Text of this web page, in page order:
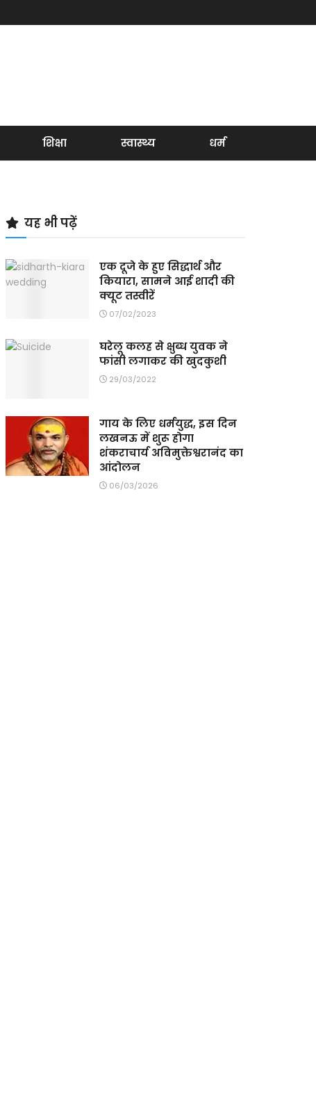
शिक्षा स्वास्थ्य धर्म
यह भी पढ़ें
एक दूजे के हुए सिद्धार्थ और
कियारा, सामने आई शादी की
क्यूट तस्वीरें
07/02/2023
घरेलू कलह से क्षुब्ध युवक ने
फांसी लगाकर की खुदकुशी
29/03/2022
गाय के लिए धर्मयुद्ध, इस दिन
लखनऊ में शुरू होगा
शंकराचार्य अविमुक्तेश्वरानंद का
आंदोलन
06/03/2026